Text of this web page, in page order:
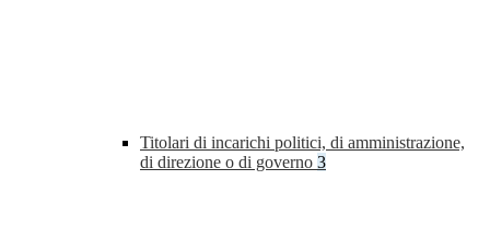
Titolari di incarichi politici, di amministrazione,
di direzione o di governo 3